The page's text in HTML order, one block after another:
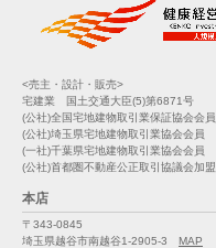
<売主・設計・販売>
宅建業 国土交通大臣(5)第6871号
(公社)全国宅地建物取引業保証協会会員
(公社)埼玉県宅地建物取引業協会会員
(一社)千葉県宅地建物取引業協会会員
(公社)首都圏不動産公正取引協議会加盟
本店
〒343-0845
埼玉県越谷市南越谷1-2905-3
MAP